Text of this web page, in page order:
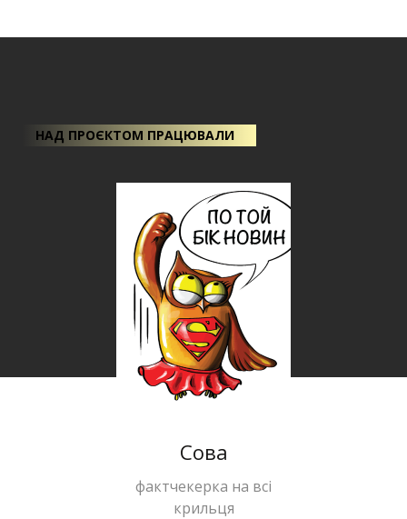
НАД ПРОЄКТОМ ПРАЦЮВАЛИ
Сова
фактчекерка на всі
крильця